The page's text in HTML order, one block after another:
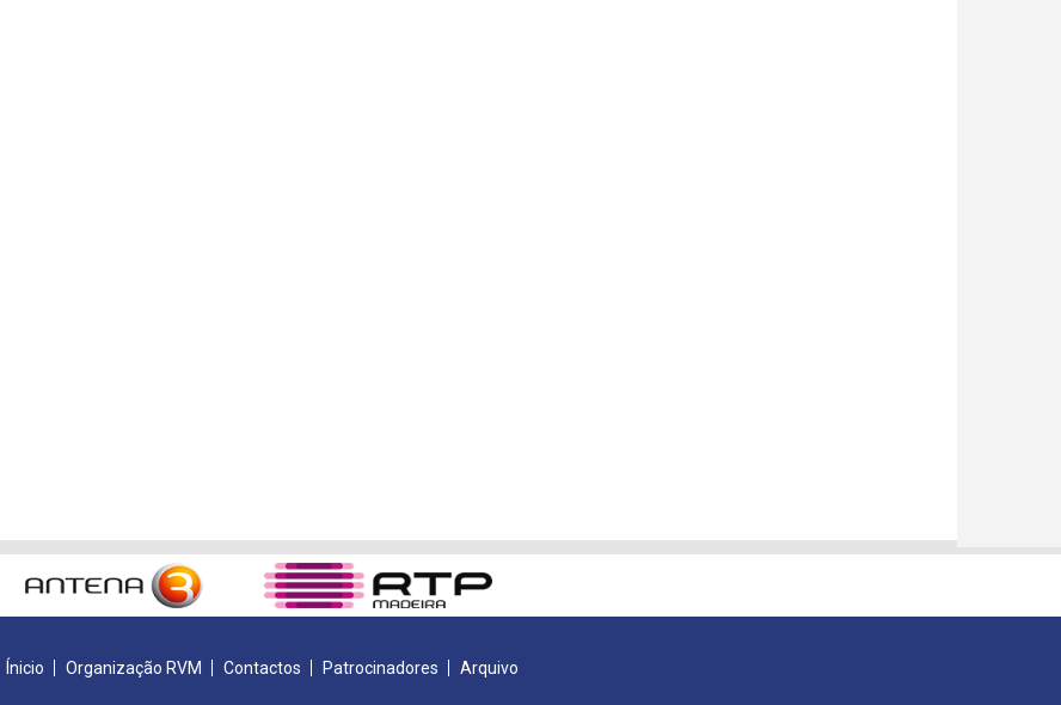
Ínicio Organização RVM Contactos Patrocinadores Arquivo